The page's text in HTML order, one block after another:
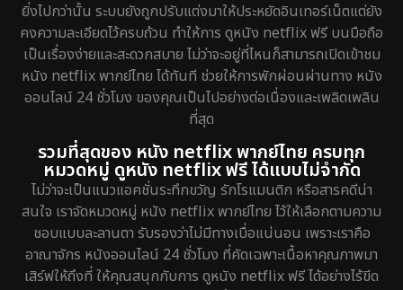
ยิ่งไปกว่านั้น ระบบยังถูกปรับแต่งมาให้ประหยัดอินเทอร์เน็ตแต่ยัง
คงความละเอียดไว้ครบถ้วน ทำให้การ ดูหนัง netflix ฟรี บนมือถือ
เป็นเรื่องง่ายและสะดวกสบาย ไม่ว่าจะอยู่ที่ไหนก็สามารถเปิดเข้าชม
หนัง netflix พากย์ไทย ได้ทันที ช่วยให้การพักผ่อนผ่านทาง หนัง
ออนไลน์ 24 ชั่วโมง ของคุณเป็นไปอย่างต่อเนื่องและเพลิดเพลิน
ที่สุด
รวมที่สุดของ หนัง netflix พากย์ไทย ครบทุก
หมวดหมู่ ดูหนัง netflix ฟรี ได้แบบไม่จำกัด
ไม่ว่าจะเป็นแนวแอคชั่นระทึกขวัญ รักโรแมนติก หรือสารคดีน่า
สนใจ เราจัดหมวดหมู่ หนัง netflix พากย์ไทย ไว้ให้เลือกตามความ
ชอบแบบละลานตา รับรองว่าไม่มีทางเบื่อแน่นอน เพราะเราคือ
อาณาจักร หนังออนไลน์ 24 ชั่วโมง ที่คัดเฉพาะเนื้อหาคุณภาพมา
เสิร์ฟให้ถึงที่ ให้คุณสนุกกับการ ดูหนัง netflix ฟรี ได้อย่างไร้ขีด